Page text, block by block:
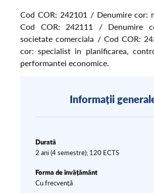
Cod COR: 242101 / Denumire cor:
Cod COR: 242111 / Denumire
societate comerciala / Cod COR:
cor: specialist in planificarea,
performantei economice.
Informații
Durată
2 ani (4 semestre); 120 ECTS
Forma de învățământ
Cu frecvență